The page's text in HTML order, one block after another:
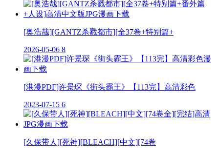
[奥浩哉][GANTZ杀戮都市][全37卷+特别篇+
2026-05-06 8
[港漫PDF]许景琛《街头霸王》【113完】高清彩色
2023-07-15 6
[久保带人][死神][BLEACH][中文][74卷